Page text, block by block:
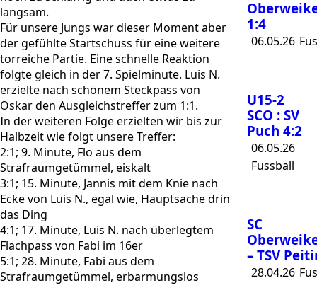
langsam.
Für unsere Jungs war dieser Moment aber
der gefühlte Startschuss für eine weitere
torreiche Partie. Eine schnelle Reaktion
folgte gleich in der 7. Spielminute. Luis N.
erzielte nach schönem Steckpass von
Oskar den Ausgleichstreffer zum 1:1.
In der weiteren Folge erzielten wir bis zur
Halbzeit wie folgt unsere Treffer:
2:1; 9. Minute, Flo aus dem
Strafraumgetümmel, eiskalt
3:1; 15. Minute, Jannis mit dem Knie nach
Ecke von Luis N., egal wie, Hauptsache drin
das Ding
4:1; 17. Minute, Luis N. nach überlegtem
Flachpass von Fabi im 16er
5:1; 28. Minute, Fabi aus dem
Strafraumgetümmel, erbarmungslos
1:4
06.05.26
U15-2
SCO : SV
Puch 4:2
06.05.26
Fussball
SC
– TSV
28.04.26